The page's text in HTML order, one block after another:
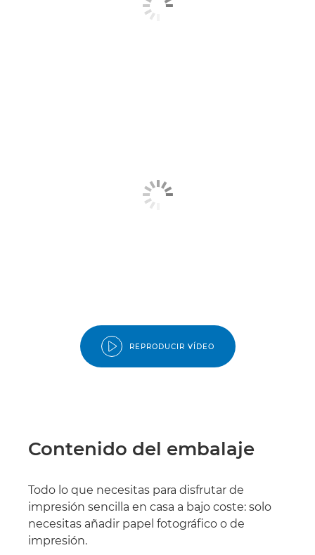
REPRODUCIR VÍDEO
Contenido del embalaje
Todo lo que necesitas para disfrutar de
impresión sencilla en casa a bajo coste: solo
necesitas añadir papel fotográfico o de
impresión.